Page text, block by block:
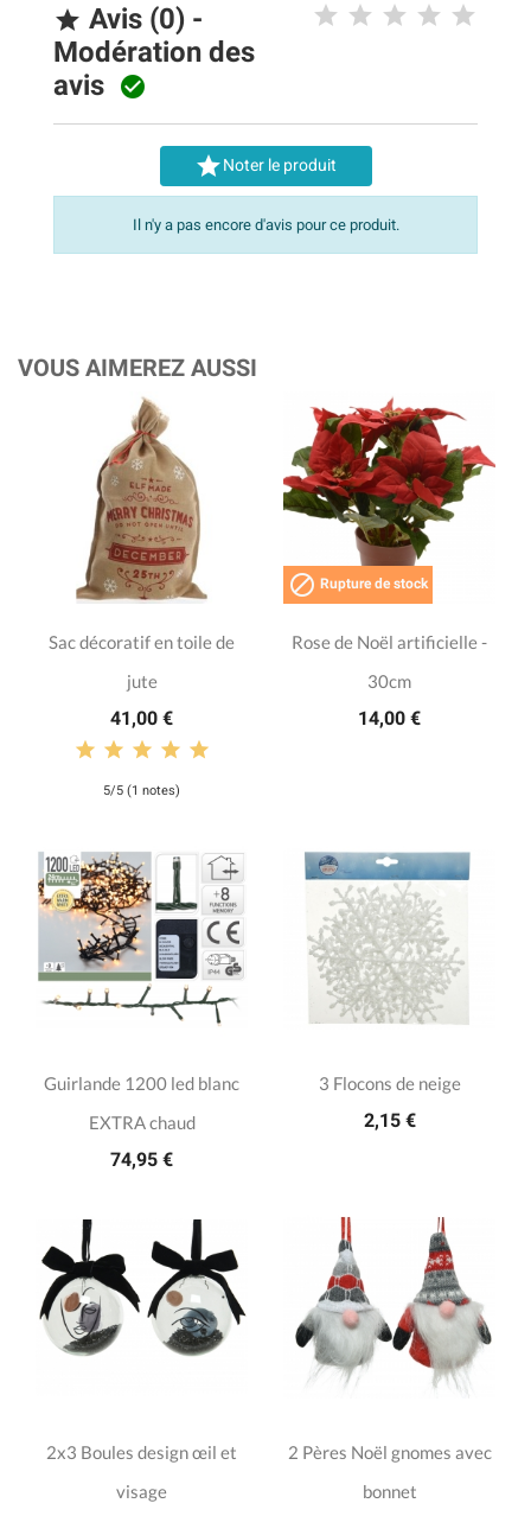
 Avis (0) -
Modération des
avis 
Noter le produit
Il n'y a pas encore d'avis pour ce produit.
VOUS AIMEREZ AUSSI
Sac décoratif en toile de
jute
41,00 €
5/5 (1 notes)
 Rupture de stock
Rose de Noël artificielle -
30cm
14,00 €
Guirlande 1200 led blanc
EXTRA chaud
74,95 €
3 Flocons de neige
2,15 €
2x3 Boules design œil et
visage
2 Pères Noël gnomes avec
bonnet